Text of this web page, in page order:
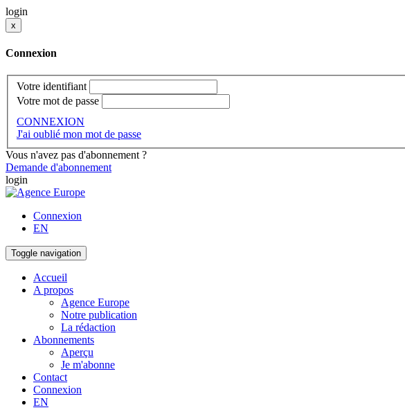
login
x
Connexion
Votre identifiant
Votre mot de passe
CONNEXION
J'ai oublié mon mot de passe
Vous n'avez pas d'abonnement ?
Demande d'abonnement
login
Connexion
EN
Toggle navigation
Accueil
A propos
Agence Europe
Notre publication
La rédaction
Abonnements
Aperçu
Je m'abonne
Contact
Connexion
EN